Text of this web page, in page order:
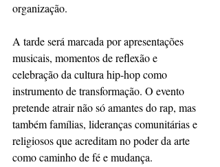
organização.
A tarde será marcada por apresentações
musicais, momentos de reflexão e
celebração da cultura hip-hop como
instrumento de transformação. O evento
pretende atrair não só amantes do rap, mas
também famílias, lideranças comunitárias e
religiosos que acreditam no poder da arte
como caminho de fé e mudança.